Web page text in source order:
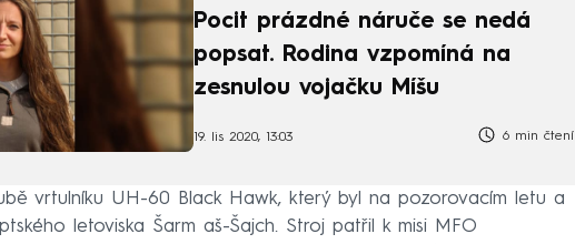
Pocit prázdné náruče se nedá
popsat. Rodina vzpomíná na
zesnulou vojačku Míšu
19. lis 2020, 13:03 6 min čtení
vrtulníku UH-60 Black Hawk, který byl na pozorovacím letu a
letoviska Šarm aš-Šajch. Stroj patřil k misi MFO